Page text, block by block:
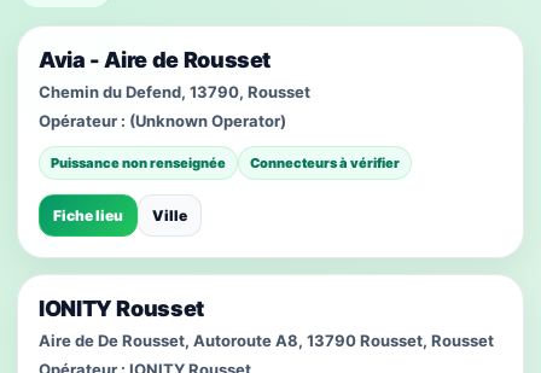
Avia - Aire de Rousset
Chemin du Defend, 13790, Rousset
Opérateur : (Unknown Operator)
Puissance non renseignée Connecteurs à vérifier
Fiche lieu Ville
IONITY Rousset
Aire de De Rousset, Autoroute A8, 13790 Rousset, Rousset